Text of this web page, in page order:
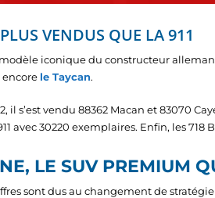
VENDUS QUE LA 911
iconique du constructeur
encore le Taycan.
il s’est vendu 88362 Macan et 83070
avec 30220 exemplaires. Enfin, les
LE SUV PREMIUM
sont dus au changement de